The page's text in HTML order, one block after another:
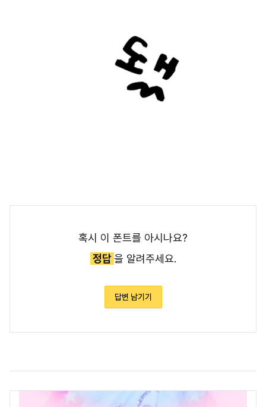
혹시 이 폰트를 아시나요?
정답을 알려주세요.
답변 남기기